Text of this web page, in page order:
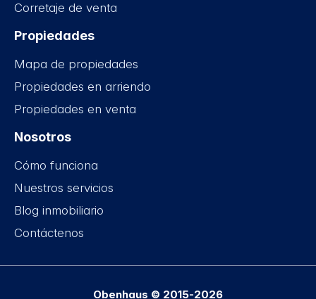
Corretaje de venta
Propiedades
Mapa de propiedades
Propiedades en arriendo
Propiedades en venta
Nosotros
Cómo funciona
Nuestros servicios
Blog inmobiliario
Contáctenos
Obenhaus © 2015-2026